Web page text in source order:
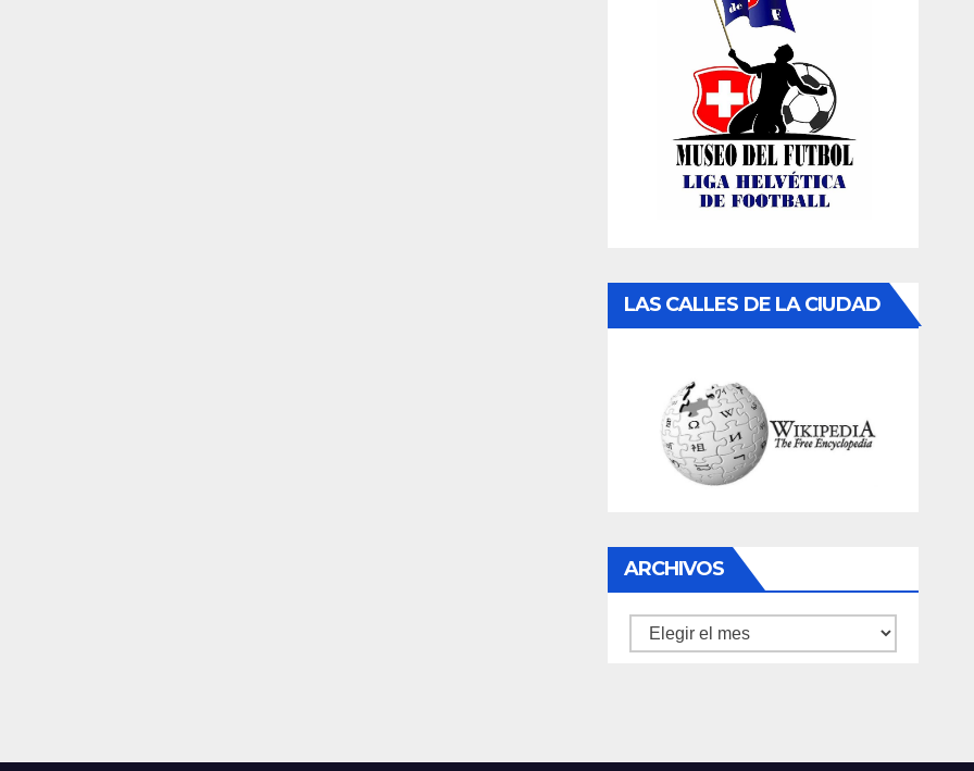
LAS CALLES DE LA CIUDAD
ARCHIVOS
Archivos